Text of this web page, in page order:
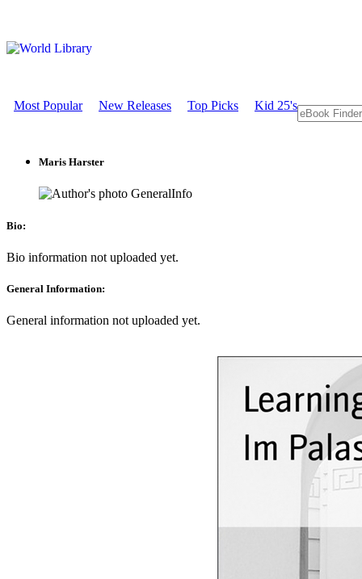
Most Popular New Releases Top Picks Kid 25's
Maris Harster
GeneralInfo
Bio:
Bio information not uploaded yet.
General Information:
General information not uploaded yet.